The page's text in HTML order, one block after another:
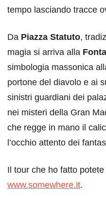
tempo lasciando tracce
Da Piazza Statuto,
magia si arriva alla
simbologia massonica
portone del diavolo e ai
sinistri guardiani dei
nei misteri della Gran
che regge in mano il
l’occhio attento dei
Il tour che ho fatto
www.somewhere.it.